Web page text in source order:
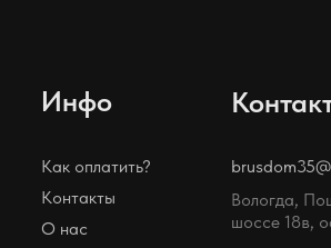
Инфо
Как оплатить?
О нас
Контакты
Вологда,
шоссе 18в,